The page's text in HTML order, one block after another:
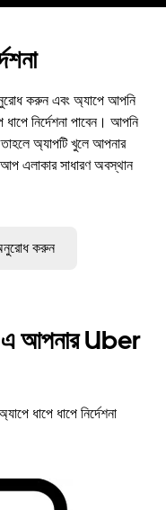
করুন এবং অ্যাপে আপনি
নির্দেশনা পাবেন। আপনি
অ্যাপটি খুলে আপনার
এলাকার সাধারণ অবস্থান
করুন
আপনার Uber
ধাপে ধাপে নির্দেশনা